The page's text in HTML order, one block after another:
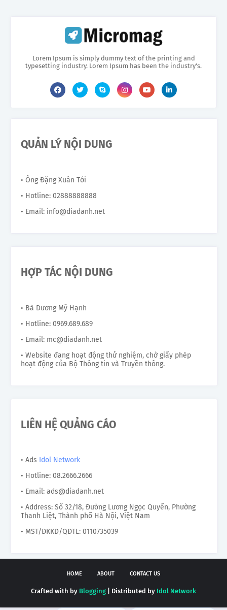
Lorem Ipsum is simply dummy text of the printing and
typesetting industry. Lorem Ipsum has been the industry's.
QUẢN LÝ NỘI DUNG
• Ông Đặng Xuân Tới
• Hotline: 02888888888
• Email: info@diadanh.net
HỢP TÁC NỘI DUNG
• Bà Dương Mỹ Hạnh
• Hotline: 0969.689.689
• Email: mc@diadanh.net
• Website đang hoạt động thử nghiệm, chờ giấy phép
hoạt động của Bộ Thông tin và Truyền thông.
LIÊN HỆ QUẢNG CÁO
• Ads Idol Network
• Hotline: 08.2666.2666
• Email: ads@diadanh.net
• Address: Số 32/18, Đường Lương Ngọc Quyến, Phường
Thanh Liệt, Thành phố Hà Nội, Việt Nam
• MST/ĐKKD/QĐTL: 0110735039
HOME ABOUT CONTACT US
Crafted with by Blogging | Distributed by Idol Network